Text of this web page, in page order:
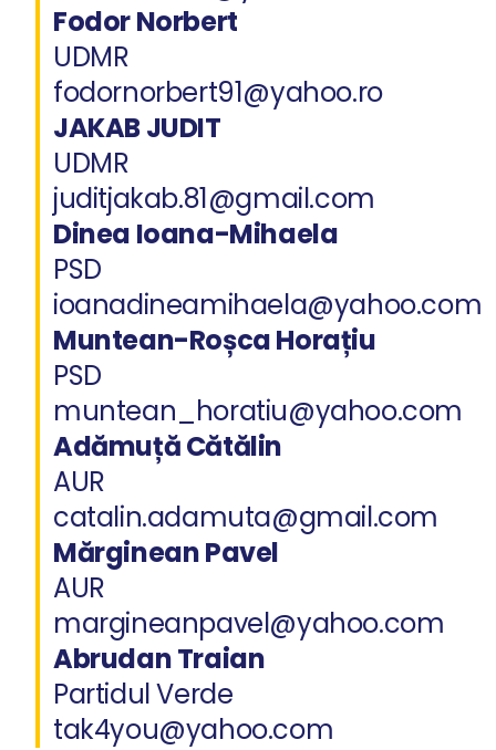
Fodor Norbert
UDMR
fodornorbert91@yahoo.ro
JAKAB JUDIT
UDMR
juditjakab.81@gmail.com
Dinea Ioana-Mihaela
PSD
ioanadineamihaela@yahoo.com
Muntean-Roșca Horațiu
PSD
muntean_horatiu@yahoo.com
Adămuță Cătălin
AUR
catalin.adamuta@gmail.com
Mărginean Pavel
AUR
margineanpavel@yahoo.com
Abrudan Traian
Partidul Verde
tak4you@yahoo.com